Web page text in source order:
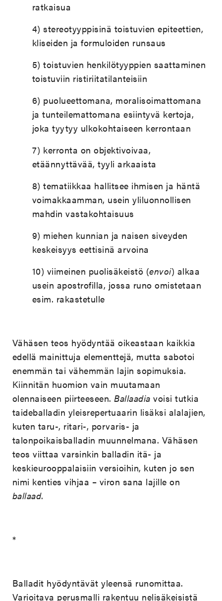
ratkaisua
4) stereotyyppisinä toistuvien epiteettien,
kliseiden ja formuloiden runsaus
5) toistuvien henkilötyyppien saattaminen
toistuviin ristiriitatilanteisiin
6) puolueettomana, moralisoimattomana
ja tunteilemattomana esiintyvä kertoja,
joka tyytyy ulkokohtaiseen kerrontaan
7) kerronta on objektivoivaa,
etäännyttävää, tyyli arkaaista
8) tematiikkaa hallitsee ihmisen ja häntä
voimakkaamman, usein yliluonnollisen
mahdin vastakohtaisuus
9) miehen kunnian ja naisen siveyden
keskeisyys eettisinä arvoina
10) viimeinen puolisäkeistö (envoi) alkaa
usein apostrofilla, jossa runo omistetaan
esim. rakastetulle
Vähäsen teos hyödyntää oikeastaan kaikkia
edellä mainittuja elementtejä, mutta sabotoi
enemmän tai vähemmän lajin sopimuksia.
Kiinnitän huomion vain muutamaan
olennaiseen piirteeseen.Ballaadia voisi tutkia
taideballadin yleisrepertuaarin lisäksi alalajien,
kuten taru-, ritari-, porvaris- ja
talonpoikaisballadin muunnelmana. Vähäsen
teos viittaa varsinkin balladin itä- ja
keskieurooppalaisiin versioihin, kuten jo sen
nimi kenties vihjaa – viron sana lajille on
ballaad.
*
Balladit hyödyntävät yleensä runomittaa.
Varioitava perusmalli rakentuu nelisäkeisistä